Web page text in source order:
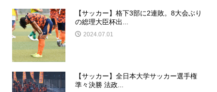
【サッカー】格下3部に2連敗。8大会ぶり
の総理大臣杯出...
2024.07.01
【サッカー】全日本大学サッカー選手権
準々決勝 法政...